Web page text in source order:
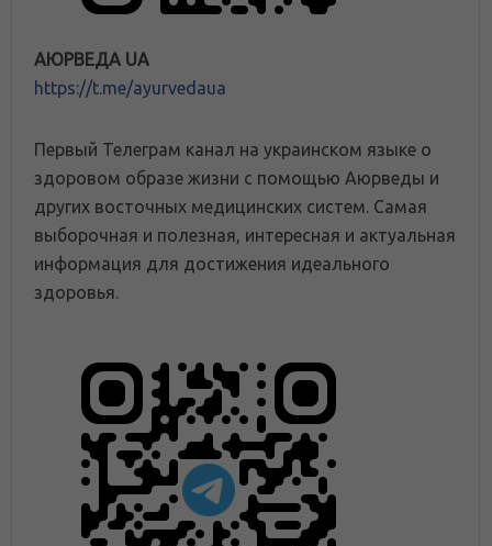
АЮРВЕДА UA
https://t.me/ayurvedaua
Первый Телеграм канал на украинском языке о
здоровом образе жизни с помощью Аюрведы и
других восточных медицинских систем. Самая
выборочная и полезная, интересная и актуальная
информация для достижения идеального
здоровья.